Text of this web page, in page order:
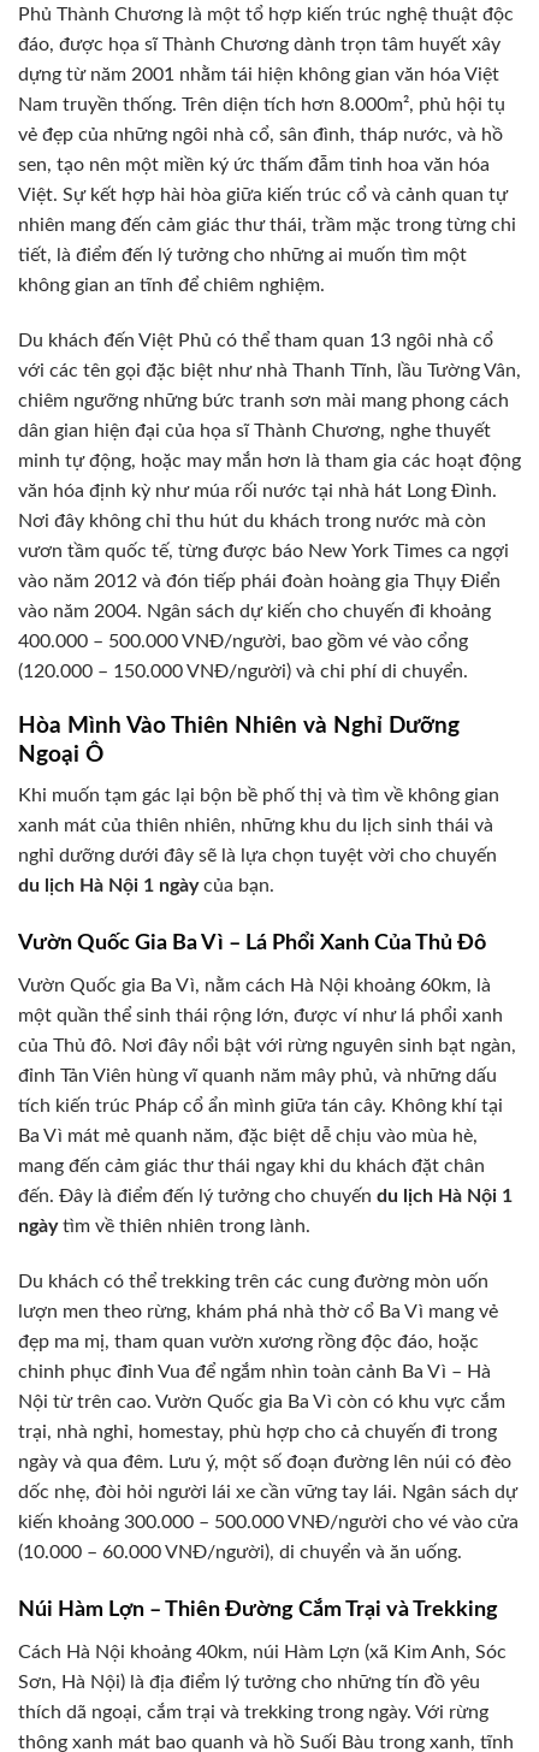
Phủ Thành Chương là một tổ hợp kiến trúc nghệ thuật độc
đáo, được họa sĩ Thành Chương dành trọn tâm huyết xây
dựng từ năm 2001 nhằm tái hiện không gian văn hóa Việt
Nam truyền thống. Trên diện tích hơn 8.000m², phủ hội tụ
vẻ đẹp của những ngôi nhà cổ, sân đình, tháp nước, và hồ
sen, tạo nên một miền ký ức thấm đẫm tinh hoa văn hóa
Việt. Sự kết hợp hài hòa giữa kiến trúc cổ và cảnh quan tự
nhiên mang đến cảm giác thư thái, trầm mặc trong từng chi
tiết, là điểm đến lý tưởng cho những ai muốn tìm một
không gian an tĩnh để chiêm nghiệm.
Du khách đến Việt Phủ có thể tham quan 13 ngôi nhà cổ
với các tên gọi đặc biệt như nhà Thanh Tĩnh, lầu Tường Vân,
chiêm ngưỡng những bức tranh sơn mài mang phong cách
dân gian hiện đại của họa sĩ Thành Chương, nghe thuyết
minh tự động, hoặc may mắn hơn là tham gia các hoạt động
văn hóa định kỳ như múa rối nước tại nhà hát Long Đình.
Nơi đây không chỉ thu hút du khách trong nước mà còn
vươn tầm quốc tế, từng được báo New York Times ca ngợi
vào năm 2012 và đón tiếp phái đoàn hoàng gia Thụy Điển
vào năm 2004. Ngân sách dự kiến cho chuyến đi khoảng
400.000 – 500.000 VNĐ/người, bao gồm vé vào cổng
(120.000 – 150.000 VNĐ/người) và chi phí di chuyển.
Hòa Mình Vào Thiên Nhiên và Nghỉ Dưỡng
Ngoại Ô
Khi muốn tạm gác lại bộn bề phố thị và tìm về không gian
xanh mát của thiên nhiên, những khu du lịch sinh thái và
nghỉ dưỡng dưới đây sẽ là lựa chọn tuyệt vời cho chuyến
du lịch Hà Nội 1 ngàycủa bạn.
Vườn Quốc Gia Ba Vì – Lá Phổi Xanh Của Thủ Đô
Vườn Quốc gia Ba Vì, nằm cách Hà Nội khoảng 60km, là
một quần thể sinh thái rộng lớn, được ví như lá phổi xanh
của Thủ đô. Nơi đây nổi bật với rừng nguyên sinh bạt ngàn,
đỉnh Tản Viên hùng vĩ quanh năm mây phủ, và những dấu
tích kiến trúc Pháp cổ ẩn mình giữa tán cây. Không khí tại
Ba Vì mát mẻ quanh năm, đặc biệt dễ chịu vào mùa hè,
mang đến cảm giác thư thái ngay khi du khách đặt chân
đến. Đây là điểm đến lý tưởng cho chuyến du lịch Hà Nội 1
ngàytìm về thiên nhiên trong lành.
Du khách có thể trekking trên các cung đường mòn uốn
lượn men theo rừng, khám phá nhà thờ cổ Ba Vì mang vẻ
đẹp ma mị, tham quan vườn xương rồng độc đáo, hoặc
chinh phục đỉnh Vua để ngắm nhìn toàn cảnh Ba Vì – Hà
Nội từ trên cao. Vườn Quốc gia Ba Vì còn có khu vực cắm
trại, nhà nghỉ, homestay, phù hợp cho cả chuyến đi trong
ngày và qua đêm. Lưu ý, một số đoạn đường lên núi có đèo
dốc nhẹ, đòi hỏi người lái xe cần vững tay lái. Ngân sách dự
kiến khoảng 300.000 – 500.000 VNĐ/người cho vé vào cửa
(10.000 – 60.000 VNĐ/người), di chuyển và ăn uống.
Núi Hàm Lợn – Thiên Đường Cắm Trại và Trekking
Cách Hà Nội khoảng 40km, núi Hàm Lợn (xã Kim Anh, Sóc
Sơn, Hà Nội) là địa điểm lý tưởng cho những tín đồ yêu
thích dã ngoại, cắm trại và trekking trong ngày. Với rừng
thông xanh mát bao quanh và hồ Suối Bàu trong xanh, tĩnh